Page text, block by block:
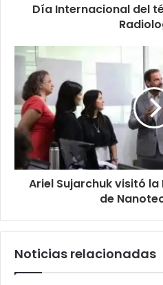
Día Internacional del
Ariel Sujarchuk visitó
de
Noticias relacionadas